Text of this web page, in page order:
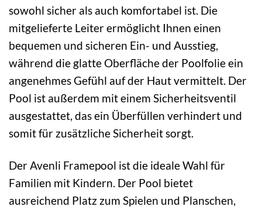
sowohl sicher als auch komfortabel ist. Die
mitgelieferte Leiter ermöglicht Ihnen einen
bequemen und sicheren Ein- und Ausstieg,
während die glatte Oberfläche der Poolfolie ein
angenehmes Gefühl auf der Haut vermittelt. Der
Pool ist außerdem mit einem Sicherheitsventil
ausgestattet, das ein Überfüllen verhindert und
somit für zusätzliche Sicherheit sorgt.
Der Avenli Framepool ist die ideale Wahl für
Familien mit Kindern. Der Pool bietet
ausreichend Platz zum Spielen und Planschen,